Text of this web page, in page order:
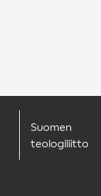
Suomen
teologiliitto